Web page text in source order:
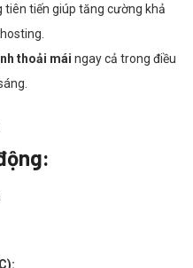
tiên tiến giúp tăng cường khả
thoải mái ngay cả trong điều